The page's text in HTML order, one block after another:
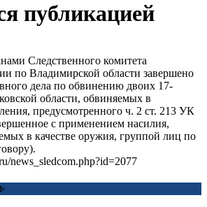
публикацией
Следственного комитета
по Владимирской области завершено
дела по обвинению двоих 17-
области, обвиняемых в
предусмотренного ч. 2 ст. 213 УК
с применением насилия,
в качестве оружия, группой лиц по
news_sledcom.php?id=2077